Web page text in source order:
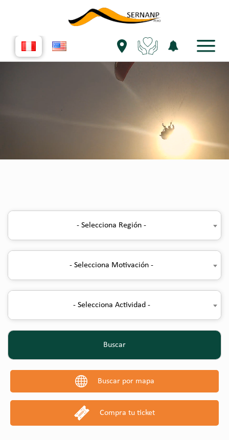
- Selecciona Región -
- Selecciona Motivación -
- Selecciona Actividad -
Buscar
Buscar por mapa
Compra tu ticket